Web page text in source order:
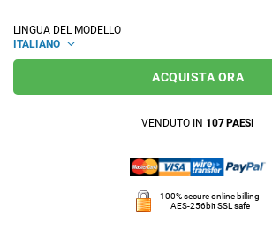
LINGUA DEL MODELLO
ITALIANO
ACQUISTA ORA
VENDUTO IN 107 PAESI
100% secure online billing
AES-256bit SSL safe